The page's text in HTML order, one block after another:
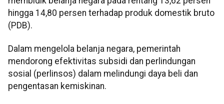
hingga 14,80 persen terhadap produk domestik bruto
(PDB).
Dalam mengelola belanja negara, pemerintah
mendorong efektivitas subsidi dan perlindungan
sosial (perlinsos) dalam melindungi daya beli dan
pengentasan kemiskinan.